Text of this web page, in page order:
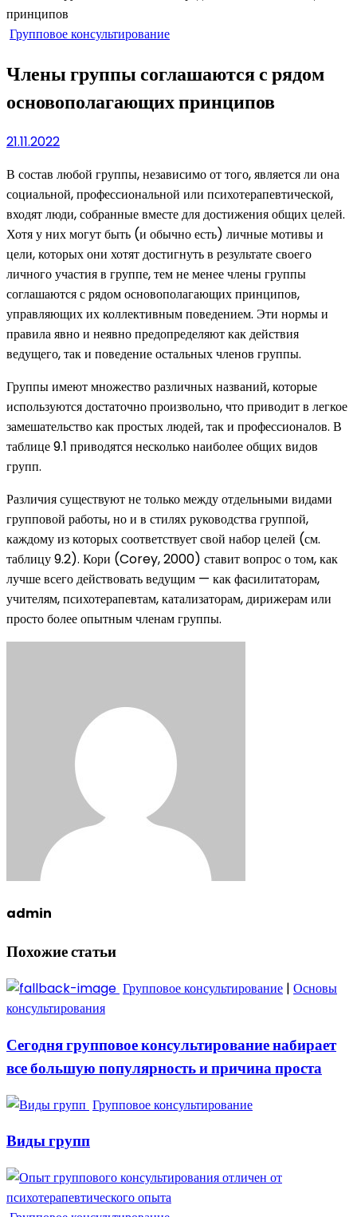
Групповое консультирование
Члены группы соглашаются с рядом
основополагающих принципов
21.11.2022
В состав любой группы, независимо от того, является ли она
социальной, профессиональной или психотерапевтической,
входят люди, собранные вместе для достижения общих целей.
Хотя у них могут быть (и обычно есть) личные мотивы и
цели, которых они хотят достигнуть в результате своего
личного участия в группе, тем не менее члены группы
соглашаются с рядом основополагающих принципов,
управляющих их коллективным поведением. Эти нормы и
правила явно и неявно предопределяют как действия
ведущего, так и поведение остальных членов группы.
Группы имеют множество различных названий, которые
используются достаточно произвольно, что приводит в легкое
замешательство как простых людей, так и профессионалов. В
таблице 9.1 приводятся несколько наиболее общих видов
групп.
Различия существуют не только между отдельными видами
групповой работы, но и в стилях руководства группой,
каждому из которых соответствует свой набор целей (см.
таблицу 9.2). Кори (Corey, 2000) ставит вопрос о том, как
лучше всего действовать ведущим — как фасилитаторам,
учителям, психотерапевтам, катализаторам, дирижерам или
просто более опытным членам группы.
admin
Похожие статьи
Групповое консультирование | Основы
консультирования
Сегодня групповое консультирование набирает
все большую популярность и причина проста
Групповое консультирование
Виды групп